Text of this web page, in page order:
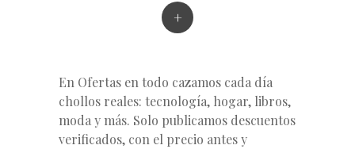
+
En Ofertas en todo cazamos cada día
chollos reales: tecnología, hogar, libros,
moda y más. Solo publicamos descuentos
verificados, con el precio antes y